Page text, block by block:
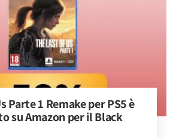
Parte 1 Remake per PS5 è
su Amazon per il Black